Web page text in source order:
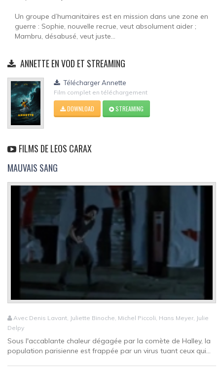
Un groupe d’humanitaires est en mission dans une zone en
guerre : Sophie, nouvelle recrue, veut absolument aider ;
Mambru, désabusé, veut juste...
ANNETTE EN VOD ET STREAMING
Télécharger Annette
Film complet en téléchargement
DOWNLOAD STREAMING
FILMS DE LEOS CARAX
MAUVAIS SANG
Avec Denis Lavant, Juliette Binoche, Michel Piccoli, Hans Meyer, Julie
Delpy
Sous l'accablante chaleur dégagée par la comète de Halley, la
population parisienne est frappée par un virus tuant ceux qui...